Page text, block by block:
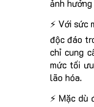
ảnh
⚡ Với sức
độc đáo
chỉ cung
mức tối
lão hóa.
⚡ Mặc